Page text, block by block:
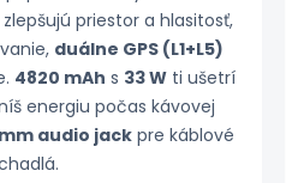
priestor a hlasitosť,
duálne GPS (L1+L5)
4820 mAh s 33 W ti ušetrí
energiu počas kávovej
audio jack pre káblové